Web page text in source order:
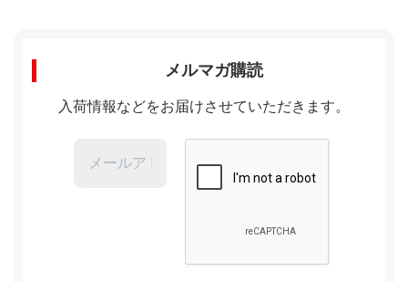
メルマガ購読
入荷情報などをお届けさせていただきます。